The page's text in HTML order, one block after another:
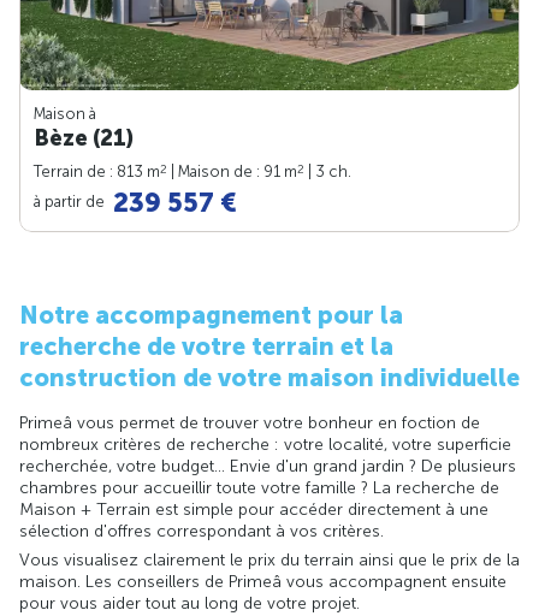
Maison à
Bèze (21)
Terrain de : 813 m2 | Maison de : 91 m2
| 3 ch.
à partir de 239 557 €
Notre accompagnement pour la
recherche de votre terrain et la
construction de votre maison individuelle
Primeâ vous permet de trouver votre bonheur en foction de
nombreux critères de recherche : votre localité, votre superficie
recherchée, votre budget... Envie d'un grand jardin ? De plusieurs
chambres pour accueillir toute votre famille ? La recherche de
Maison + Terrain est simple pour accéder directement à une
sélection d'offres correspondant à vos critères.
Vous visualisez clairement le prix du terrain ainsi que le prix de la
maison. Les conseillers de Primeâ vous accompagnent ensuite
pour vous aider tout au long de votre projet.